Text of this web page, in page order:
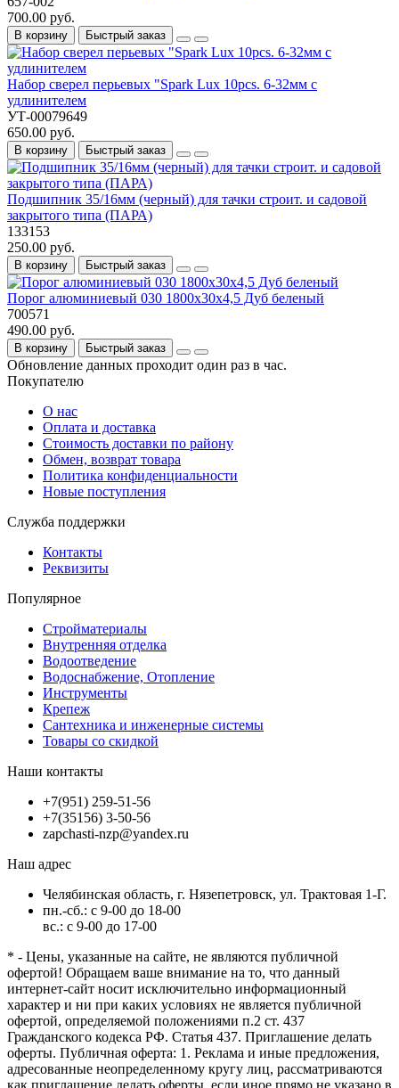
700.00 руб.
В корзину Быстрый заказ
Набор сверел перьевых "Spark Luх 10pcs. 6-32мм с
удлинителем
УТ-00079649
650.00 руб.
В корзину Быстрый заказ
Подшипник 35/16мм (черный) для тачки строит. и садовой
закрытого типа (ПАРА)
133153
250.00 руб.
В корзину Быстрый заказ
Порог алюминиевый 030 1800х30х4,5 Дуб беленый
700571
490.00 руб.
В корзину Быстрый заказ
Обновление данных проходит один раз в час.
Покупателю
О нас
Оплата и доставка
Стоимость доставки по району
Обмен, возврат товара
Политика конфиденциальности
Новые поступления
Служба поддержки
Контакты
Реквизиты
Популярное
Стройматериалы
Внутренняя отделка
Водоотведение
Водоснабжение, Отопление
Инструменты
Крепеж
Сантехника и инженерные системы
Товары со скидкой
Наши контакты
+7(951) 259-51-56
+7(35156) 3-50-56
zapchasti-nzp@yandex.ru
Наш адрес
Челябинская область, г. Нязепетровск, ул. Трактовая 1-Г.
пн.-сб.: с 9-00 до 18-00
вс.: с 9-00 до 17-00
* - Цены, указанные на сайте, не являются публичной
офертой! Обращаем ваше внимание на то, что данный
интернет-сайт носит исключительно информационный
характер и ни при каких условиях не является публичной
офертой, определяемой положениями п.2 ст. 437
Гражданского кодекса РФ. Статья 437. Приглашение делать
оферты. Публичная оферта: 1. Реклама и иные предложения,
адресованные неопределенному кругу лиц, рассматриваются
как приглашение делать оферты, если иное прямо не указано в